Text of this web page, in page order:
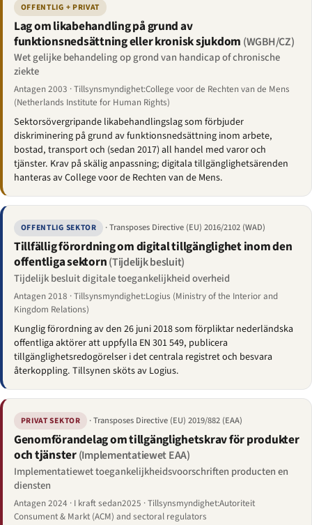
OFFENTLIG + PRIVAT
Lag om likabehandling på grund av
funktionsnedsättning eller kronisk sjukdom (WGBH/CZ)
Wet gelijke behandeling op grond van handicap of chronische
ziekte
Antagen 2003 · Tillsynsmyndighet:College voor de Rechten van de Mens
(Netherlands Institute for Human Rights)
Sektorsövergripande likabehandlingslag som förbjuder
diskriminering på grund av funktionsnedsättning inom arbete,
bostad, transport och (sedan 2017) all handel med varor och
tjänster. Krav på skälig anpassning; digitala tillgänglighetsärenden
hanteras av College voor de Rechten van de Mens.
OFFENTLIG SEKTOR · Transposes Directive (EU) 2016/2102 (WAD)
Tillfällig förordning om digital tillgänglighet inom den
offentliga sektorn(Tijdelijk besluit)
Tijdelijk besluit digitale toegankelijkheid overheid
Antagen 2018 · Tillsynsmyndighet:Logius (Ministry of the Interior and
Kingdom Relations)
Kunglig förordning av den 26 juni 2018 som förpliktar nederländska
offentliga aktörer att uppfylla EN 301 549, publicera
tillgänglighetsredogörelser i det centrala registret och besvara
återkoppling. Tillsynen sköts av Logius.
PRIVAT SEKTOR · Transposes Directive (EU) 2019/882 (EAA)
Genomförandelag om tillgänglighetskrav för produkter
och tjänster(Implementatiewet EAA)
Implementatiewet toegankelijkheidsvoorschriften producten en
diensten
Antagen 2024 · I kraft sedan2025 · Tillsynsmyndighet:Autoriteit
Consument & Markt (ACM) and sectoral regulators